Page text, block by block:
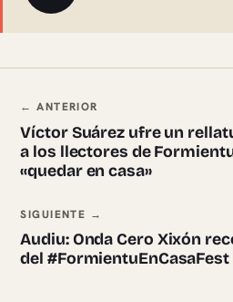
Navegación ente
← ANTERIOR
Víctor Suárez ufre un
a los llectores de
«quedar en casa»
SIGUIENTE →
Audiu: Onda Cero Xixón
del #FormientuEnCasaFest